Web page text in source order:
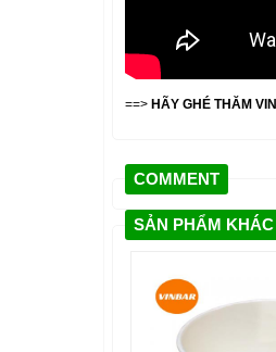
==> HÃY GHÉ THĂM
COMMENT
SẢN PHẨM KHÁC